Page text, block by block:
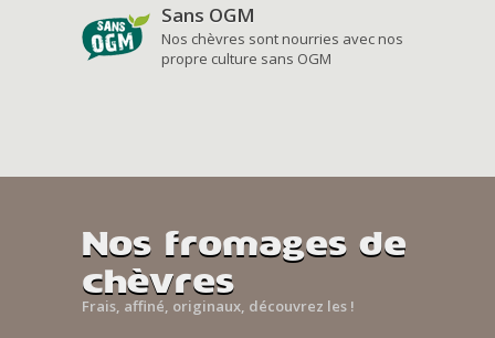
Sans OGM
Nos chèvres sont nourries avec nos
propre culture sans OGM
Nos fromages de
chèvres
Frais, affiné, originaux, découvrez les !